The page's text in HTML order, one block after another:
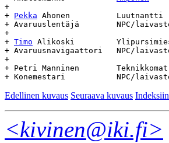
+
+ Pekka Ahonen		Luutnantti			Luutnantti
+ Avaruuslentäjä	NPC/laivasto	17.3.2009	-		-
+
+ Timo Alikoski		Ylipursimies			Ylipursimies
+ Avaruusnavigaattori	NPC/laivasto	17.3.2009	-		-
+
+ Petri Manninen	Teknikkomatruusi		Teknikkomatruusi
Edellinen kuvaus Seuraava kuvaus Indeksiin
<kivinen@iki.fi>